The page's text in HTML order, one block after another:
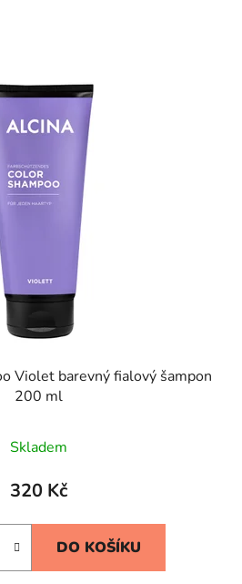
Violet barevný fialový šampon
200 ml
Skladem
320 Kč
DO KOŠÍKU